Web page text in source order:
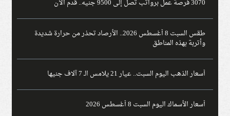
3070 فرصة عمل برواتب تصل إلى 9500 جنيه.. قدم الآن
طقس السبت 8 أغسطس 2026.. الأرصاد تحذر من حرارة شديدة
وأتربة بهذه المناطق
أسعار الذهب اليوم السبت.. عيار 21 يلامس الـ 7 آلاف جنيها
أسعار الأسماك اليوم السبت 8 أغسطس 2026